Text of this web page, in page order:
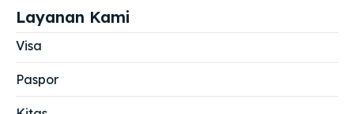
Layanan Kami
Visa
Paspor